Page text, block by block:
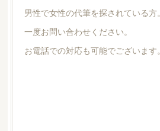
男性で女性の代筆を探されている方。
一度お問い合わせください。
お電話での対応も可能でございます。